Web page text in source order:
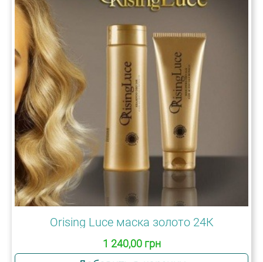
Orising Luce маска золото 24К
1 240,00 грн